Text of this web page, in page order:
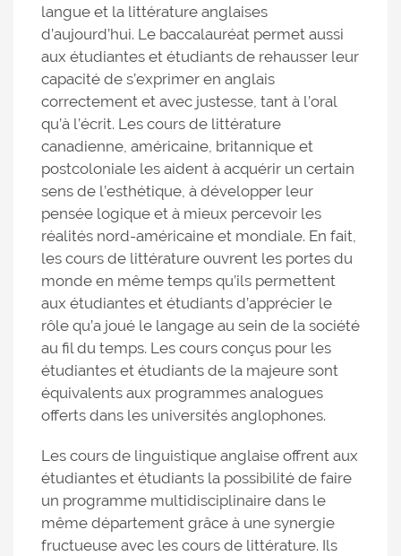
langue et la littérature anglaises
d’aujourd’hui. Le baccalauréat permet aussi
aux étudiantes et étudiants de rehausser leur
capacité de s’exprimer en anglais
correctement et avec justesse, tant à l’oral
qu’à l’écrit. Les cours de littérature
canadienne, américaine, britannique et
postcoloniale les aident à acquérir un certain
sens de l’esthétique, à développer leur
pensée logique et à mieux percevoir les
réalités nord-américaine et mondiale. En fait,
les cours de littérature ouvrent les portes du
monde en même temps qu’ils permettent
aux étudiantes et étudiants d’apprécier le
rôle qu’a joué le langage au sein de la société
au fil du temps. Les cours conçus pour les
étudiantes et étudiants de la majeure sont
équivalents aux programmes analogues
offerts dans les universités anglophones.
Les cours de linguistique anglaise offrent aux
étudiantes et étudiants la possibilité de faire
un programme multidisciplinaire dans le
même département grâce à une synergie
fructueuse avec les cours de littérature. Ils